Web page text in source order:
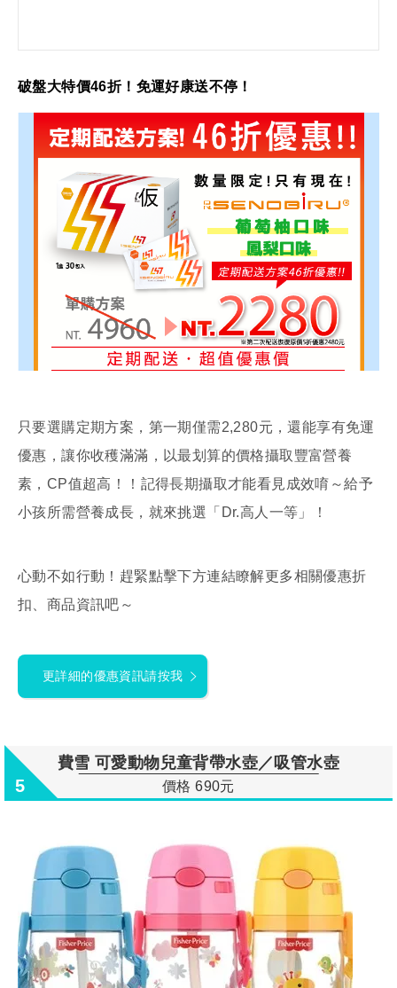
破盤大特價46折！免運好康送不停！
只要選購定期方案，第一期僅需2,280元，還能享有免運
優惠，讓你收穫滿滿，以最划算的價格攝取豐富營養
素，CP值超高！！記得長期攝取才能看見成效唷～給予
小孩所需營養成長，就來挑選「Dr.高人一等」！
心動不如行動！趕緊點擊下方連結瞭解更多相關優惠折
扣、商品資訊吧～
更詳細的優惠資訊請按我
5
費雪 可愛動物兒童背帶水壺／吸管水壺
價格 690元